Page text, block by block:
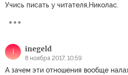
Учись писать у читателя,Николас.
I inegeld
8 ноября 2017, 10:59
А зачем эти отношения вообще